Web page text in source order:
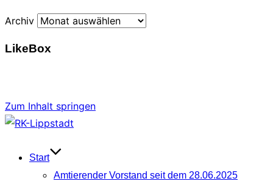
Archiv
LikeBox
Zum Inhalt springen
Start
Amtierender Vorstand seit dem 28.06.2025